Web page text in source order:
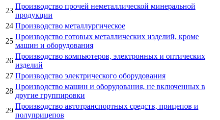
23
Производство прочей неметаллической минеральной
продукции
24 Производство металлургическое
25
Производство готовых металлических изделий, кроме
машин и оборудования
26
Производство компьютеров, электронных и оптических
изделий
27 Производство электрического оборудования
28
Производство машин и оборудования, не включенных в
другие группировки
29
Производство автотранспортных средств, прицепов и
полуприцепов